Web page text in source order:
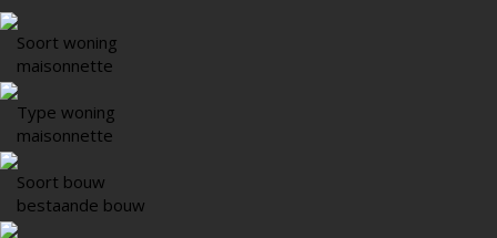
Soort woning
maisonnette
Type woning
maisonnette
Soort bouw
bestaande bouw